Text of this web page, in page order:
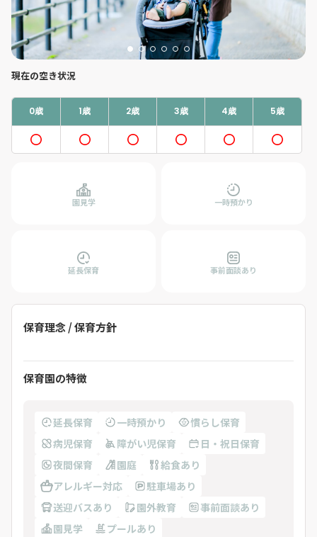
現在の空き状況
0歳 1歳 2歳 3歳 4歳 5歳
園見学 一時預かり
延長保育 事前面談あり
保育理念 / 保育方針
保育園の特徴
延長保育 一時預かり
慣らし保育
病児保育
障がい児保育
日・祝日保育
夜間保育
園庭
給食あり
アレルギー対応
駐車場あり
送迎バスあり
園外教育
事前面談あり
園見学
プールあり